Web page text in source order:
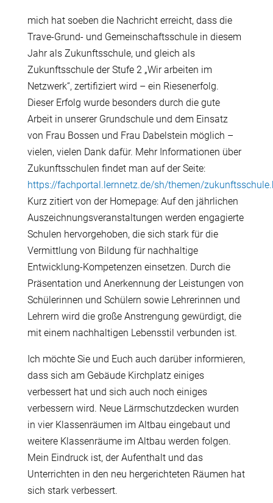
mich hat soeben die Nachricht erreicht, dass die
Trave-Grund- und Gemeinschaftsschule in diesem
Jahr als Zukunftsschule, und gleich als
Zukunftsschule der Stufe 2 „Wir arbeiten im
Netzwerk“, zertifiziert wird – ein Riesenerfolg.
Dieser Erfolg wurde besonders durch die gute
Arbeit in unserer Grundschule und dem Einsatz
von Frau Bossen und Frau Dabelstein möglich –
vielen, vielen Dank dafür. Mehr Informationen über
Zukunftsschulen findet man auf der Seite:
https://fachportal.lernnetz.de/sh/themen/
Kurz zitiert von der Homepage: Auf den jährlichen
Auszeichnungsveranstaltungen werden engagierte
Schulen hervorgehoben, die sich stark für die
Vermittlung von Bildung für nachhaltige
Entwicklung-Kompetenzen einsetzen. Durch die
Präsentation und Anerkennung der Leistungen von
Schülerinnen und Schülern sowie Lehrerinnen und
Lehrern wird die große Anstrengung gewürdigt, die
mit einem nachhaltigen Lebensstil verbunden ist.
Ich möchte Sie und Euch auch darüber informieren,
dass sich am Gebäude Kirchplatz einiges
verbessert hat und sich auch noch einiges
verbessern wird. Neue Lärmschutzdecken wurden
in vier Klassenräumen im Altbau eingebaut und
weitere Klassenräume im Altbau werden folgen.
Mein Eindruck ist, der Aufenthalt und das
Unterrichten in den neu hergerichteten Räumen hat
sich stark verbessert.